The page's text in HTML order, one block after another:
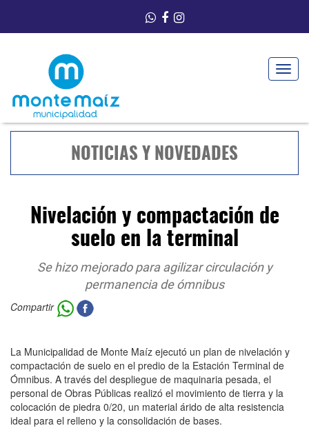
Toggle
NOTICIAS Y NOVEDADES
Nivelación y compactación de
suelo en la terminal
Se hizo mejorado para agilizar circulación y
permanencia de ómnibus
Compartir
La Municipalidad de Monte Maíz ejecutó un plan de nivelación y
compactación de suelo en el predio de la Estación Terminal de
Ómnibus. A través del despliegue de maquinaria pesada, el
personal de Obras Públicas realizó el movimiento de tierra y la
colocación de piedra 0/20, un material árido de alta resistencia
ideal para el relleno y la consolidación de bases.